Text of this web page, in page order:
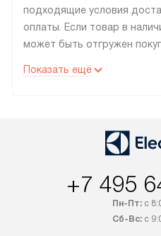
подходящие условия
оплаты. Если товар в
может быть отгружен
специальным лейблом
оплачивается
Возможна доставка
Показать ещё
+7 495
Пн-Пт:с
Сб-Вс:с